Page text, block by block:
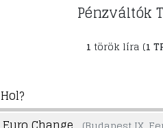
Pénzváltók
1 török líra (1
Hol?